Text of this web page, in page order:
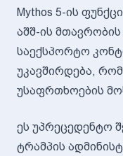
Mythos 5-ის
აშშ-ის
საექსპორტო
უკავშირდება,
უსაფრთხოების
ეს უპრეცედენტო
ტრამპის